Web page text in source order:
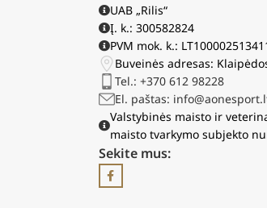
UAB „Rilis“
Į. k.: 300582824
PVM mok. k.:
Buveinės adresas:
Tel.: +370 612 98228
El. paštas:
Valstybinės maisto ir
maisto tvarkymo subjekto
Sekite mus: